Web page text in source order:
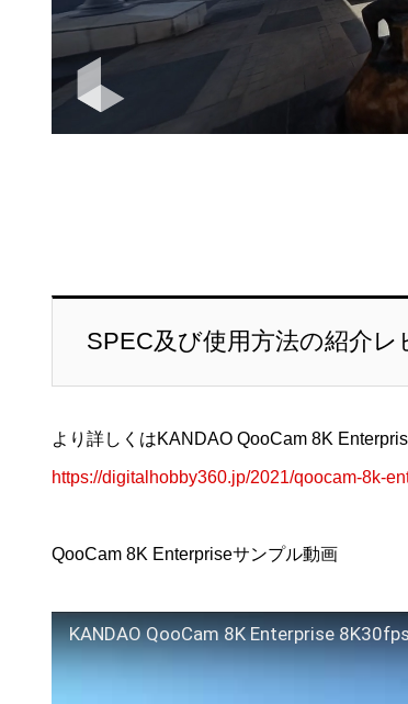
SPEC及び使用方法の紹介レ
より詳しくはKANDAO QooCam 8K
https://digitalhobby360.jp/2021/qoocam-8k-
QooCam 8K Enterpriseサンプル動画
KANDAO QooCam 8K Enterprise